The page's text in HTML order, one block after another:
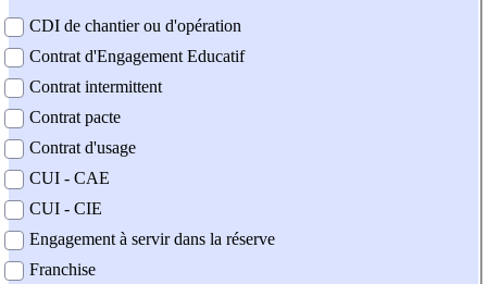
CDI de chantier ou d'opération
Contrat d'Engagement Educatif
Contrat intermittent
Contrat pacte
Contrat d'usage
CUI - CAE
CUI - CIE
Engagement à servir dans la réserve
Franchise